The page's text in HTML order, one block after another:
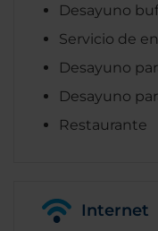
Desayuno
Servicio de
Desayuno
Desayuno
Restaurante
Internet